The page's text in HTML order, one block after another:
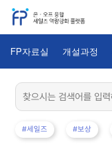
FP자료실 개설과정
#세일즈 #보상